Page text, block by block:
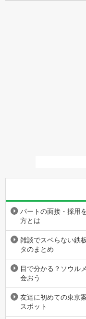
パートの面接・採用
方とは
雑談でスベらない鉄
タのまとめ
目で分かる？ソウル
会おう
友達に初めての東京
スポット